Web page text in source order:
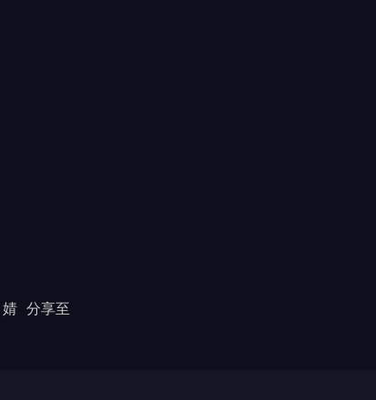
婧 分享至